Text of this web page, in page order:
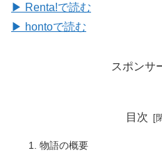
▶ Renta!で読む
▶ hontoで読む
スポンサ
目次
物語の概要